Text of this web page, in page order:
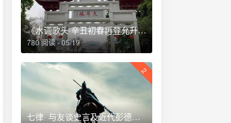
《水调歌头·辛丑初春再登允升塔》
780 阅读 - 05/19
2
七律· 与友谈史言及近代彭德怀刚猛直言乃唯一者也深夜读史掩卷感赋